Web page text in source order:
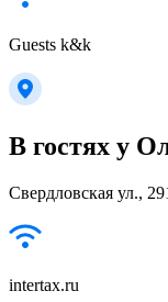
Guests k&k
В гостях у
Свердловская ул.,
intertax.ru